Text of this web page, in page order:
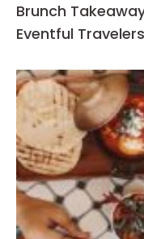
Brunch
Eventful